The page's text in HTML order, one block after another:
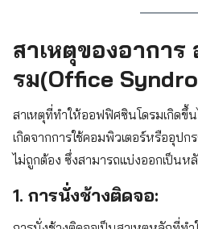
สาเหตุของอากา
รม(Office
สาเหตุที่ทำให้ออฟฟิศซินโดรมเกิด
เกิดจากการใช้คอมพิวเตอร์หรืออุป
ไม่ถูกต้อง ซึ่งสามารถแบ่งออกเป็นห
1. การนั่งช้างติดจอ: